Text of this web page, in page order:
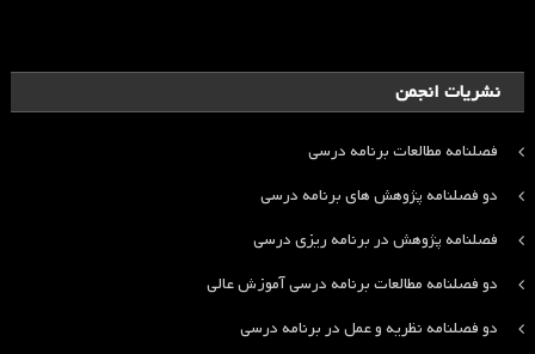
نشریات انجمن
فصلنامه مطالعات برنامه درسی
دو فصلنامه پژوهش های برنامه درسی
فصلنامه پژوهش در برنامه ریزی درسی
دو فصلنامه مطالعات برنامه درسی آموزش عالی
دو فصلنامه نظریه و عمل در برنامه درسی